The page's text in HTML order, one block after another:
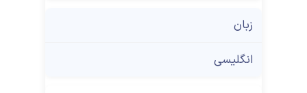
زبان
انگلیسی